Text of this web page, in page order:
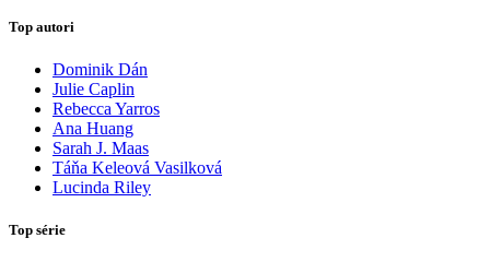
Top autori
Dominik Dán
Julie Caplin
Rebecca Yarros
Ana Huang
Sarah J. Maas
Táňa Keleová Vasilková
Lucinda Riley
Top série